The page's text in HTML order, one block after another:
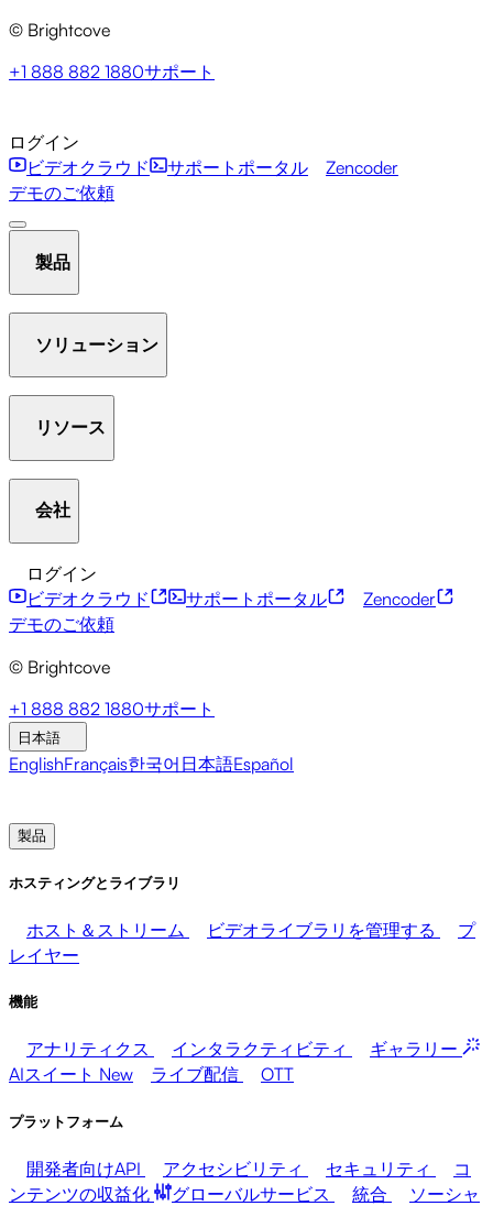
© Brightcove
+1 888 882 1880サポート
ログイン
ビデオクラウド
サポートポータル
Zencoder
デモのご依頼
製品
レイヤー
アナリティクス
AIスイート
開発者向けAPI アクセシビリティ セキュリティ
ンテンツの収益化
グローバルサービス
ソリューション
Beacon Studio
ト
マーケティング メディアの収益化
従業員の
支援
医療・医薬品
ト
メディアネットワーク
企業
リソース
製品ドキュメント
会社
ブライトコーブについて ヘルプセンター
プレスルーム
ェビナー
営業部へのお問い合わせ
ログイン
ビデオクラウド
サポートポータル
Zencoder
デモのご依頼
© Brightcove
+1 888 882 1880サポート
日本語
EnglishFrançais한국어 日本語Español
製品
ホスティングとライブラリ
ホスト＆ストリーム ビデオライブラリを管理する
プ
レイヤー
機能
アナリティクス インタラクティビティ
ギャラリー
AIスイート New ライブ配信 OTT
プラットフォーム
開発者向けAPI アクセシビリティ セキュリティ
コ
ンテンツの収益化
グローバルサービス 統合
ソーシャ